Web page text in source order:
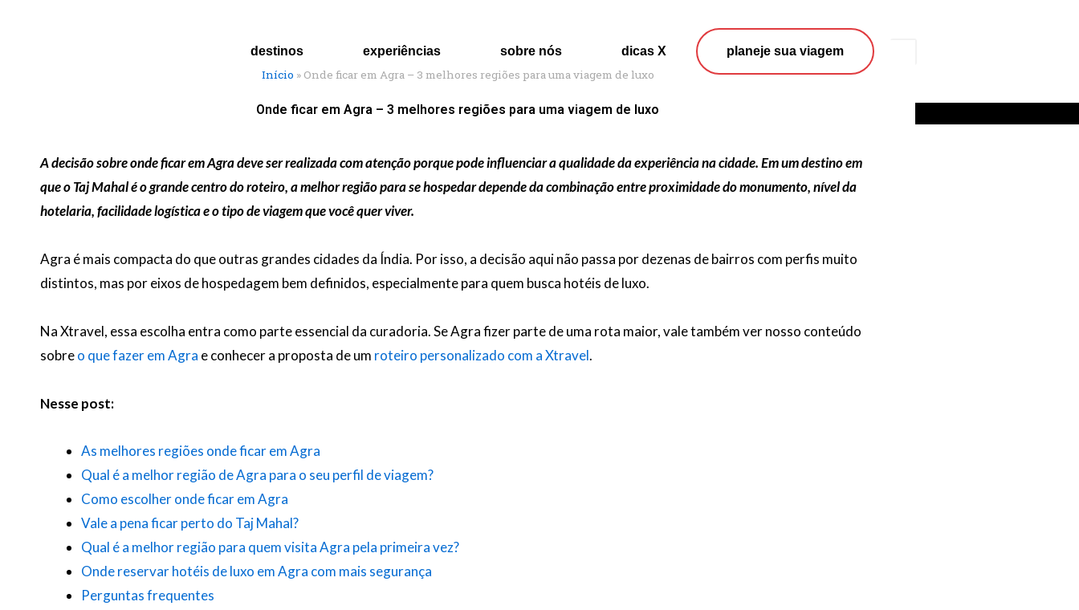
destinos experiências sobre nós dicas X planeje sua viagem
Início » Onde ficar em Agra – 3 melhores regiões para uma viagem de luxo
Onde ficar em Agra – 3 melhores regiões para uma viagem de luxo
A decisão sobre onde ficar em Agra deve ser realizada com atenção porque pode influenciar a qualidade da experiência na cidade. Em um destino em
que o Taj Mahal é o grande centro do roteiro, a melhor região para se hospedar depende da combinação entre proximidade do monumento, nível da
hotelaria, facilidade logística e o tipo de viagem que você quer viver.
Agra é mais compacta do que outras grandes cidades da Índia. Por isso, a decisão aqui não passa por dezenas de bairros com perfis muito
distintos, mas por eixos de hospedagem bem definidos, especialmente para quem busca hotéis de luxo.
Na Xtravel, essa escolha entra como parte essencial da curadoria. Se Agra fizer parte de uma rota maior, vale também ver nosso conteúdo
sobreo que fazer em Agra e conhecer a proposta de um roteiro personalizado com a Xtravel.
Nesse post:
As melhores regiões onde ficar em Agra
Qual é a melhor região de Agra para o seu perfil de viagem?
Como escolher onde ficar em Agra
Vale a pena ficar perto do Taj Mahal?
Qual é a melhor região para quem visita Agra pela primeira vez?
Onde reservar hotéis de luxo em Agra com mais segurança
Perguntas frequentes